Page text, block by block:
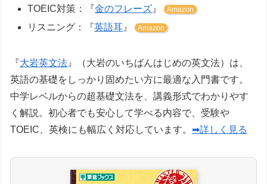
TOEIC対策：『金のフレーズ 』 Amazon
リスニング：『英語耳 』 Amazon
『大岩英文法 』（大岩のいちばんはじめの英文法）は、
英語の基礎をしっかり固めたい方に最適な入門書です。
中学レベルからの超基礎文法を、講義形式でわかりやす
く解説。初心者でも安心して学べる内容で、受験や
TOEIC、英検にも幅広く対応しています。 ➡詳しく見る